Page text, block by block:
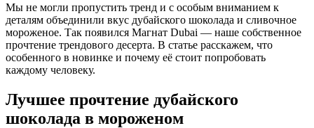
Мы не могли пропустить тренд и с особым вниманием к
деталям объединили вкус дубайского шоколада и сливочное
мороженое. Так появился Магнат Dubai — наше собственное
прочтение трендового десерта. В статье расскажем, что
особенного в новинке и почему её стоит попробовать
каждому человеку.
Лучшее прочтение дубайского
шоколада в мороженом